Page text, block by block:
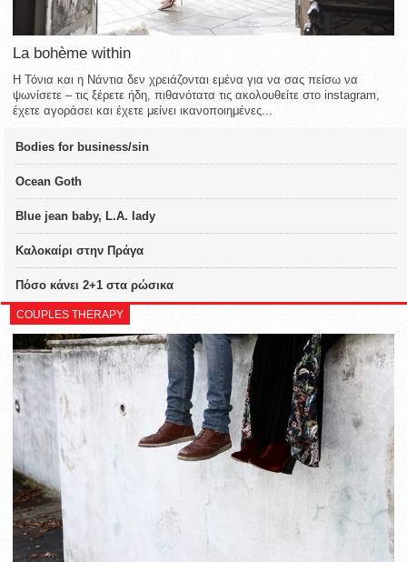
La bohème within
Η Τόνια και η Νάντια δεν χρειάζονται εμένα για να σας πείσω να
ψωνίσετε – τις ξέρετε ήδη, πιθανότατα τις ακολουθείτε στο instagram,
έχετε αγοράσει και έχετε μείνει ικανοποιημένες...
Bodies for business/sin
Ocean Goth
Blue jean baby, L.A. lady
Καλοκαίρι στην Πράγα
Πόσο κάνει 2+1 στα ρώσικα
COUPLES THERAPY